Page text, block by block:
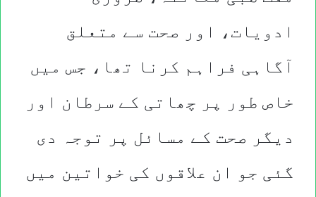
ادویات، اور صحت سے متعلق
آگاہی فراہم کرنا تھا، جس میں
خاص طور پر چھاتی کے سرطان اور
دیگر صحت کے مسائل پر توجہ دی
گئی جو ان علاقوں کی خواتین میں